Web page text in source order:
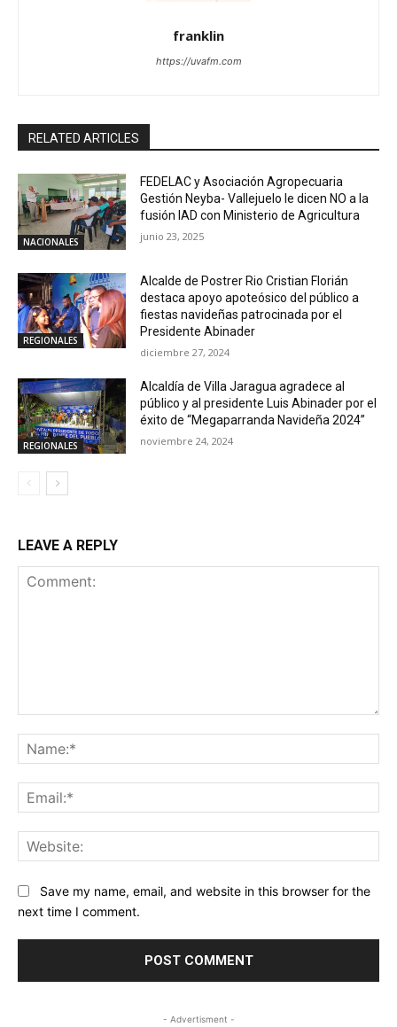
franklin
https://uvafm.com
RELATED ARTICLES
NACIONALES
FEDELAC y Asociación Agropecuaria
Gestión Neyba- Vallejuelo le dicen NO a la
fusión IAD con Ministerio de Agricultura
junio 23, 2025
REGIONALES
Alcalde de Postrer Rio Cristian Florián
destaca apoyo apoteósico del público a
fiestas navideñas patrocinada por el
Presidente Abinader
diciembre 27, 2024
REGIONALES
Alcaldía de Villa Jaragua agradece al
público y al presidente Luis Abinader por el
éxito de “Megaparranda Navideña 2024”
noviembre 24, 2024
LEAVE A REPLY
Save my name, email, and website in this browser for the
next time I comment.
- Advertisment -